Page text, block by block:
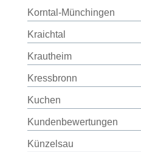
Korntal-Münchingen
Kraichtal
Krautheim
Kressbronn
Kuchen
Kundenbewertungen
Künzelsau